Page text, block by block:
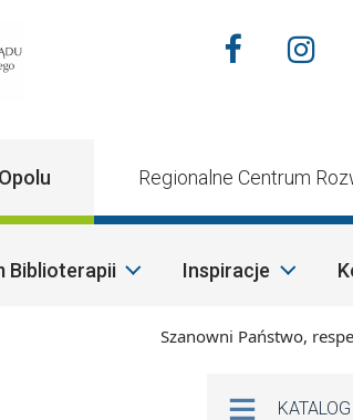
Nasze
Facebook
Regionalne Centrum
Biblioterapii Inspiracje
Szanowni Państwo,
Na skróty
KATALOG